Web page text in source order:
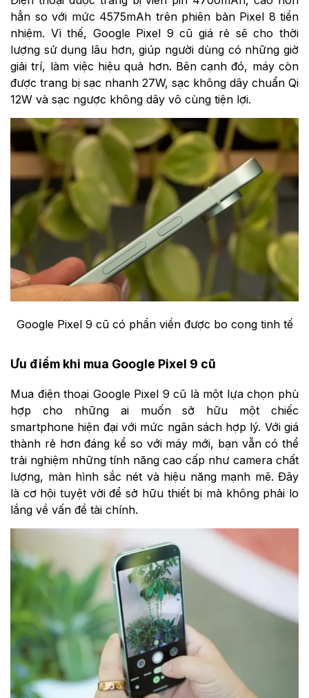
hẳn so với mức 4575mAh trên phiên bản Pixel 8 tiền
nhiệm. Vì thế, Google Pixel 9 cũ giá rẻ sẽ cho thời
lượng sử dụng lâu hơn, giúp người dùng có những giờ
giải trí, làm việc hiệu quả hơn. Bên cạnh đó, máy còn
được trang bị sạc nhanh 27W, sạc không dây chuẩn Qi
12W và sạc ngược không dây vô cùng tiện lợi.
Google Pixel 9 cũ có phần viền được bo cong tinh tế
Ưu điểm khi mua Google Pixel 9 cũ
Mua điện thoại Google Pixel 9 cũ là một lựa chọn phù
hợp cho những ai muốn sở hữu một chiếc
smartphone hiện đại với mức ngân sách hợp lý. Với giá
thành rẻ hơn đáng kể so với máy mới, bạn vẫn có thể
trải nghiệm những tính năng cao cấp như camera chất
lượng, màn hình sắc nét và hiệu năng mạnh mẽ. Đây
là cơ hội tuyệt vời để sở hữu thiết bị mà không phải lo
lắng về vấn đề tài chính.